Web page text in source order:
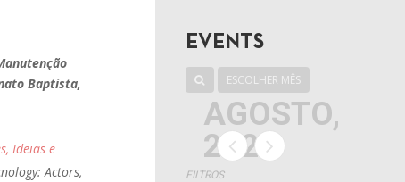
Baptista,
Ideias e
Actors,
EVENTS
ESCOLHER MÊS
AGOSTO,
2026
FILTROS